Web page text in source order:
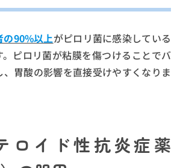
の90%以上がピロリ菌に感染している
。ピロリ菌が粘膜を傷つけることでバ
、胃酸の影響を直接受けやすくなりま
イド性抗炎症薬